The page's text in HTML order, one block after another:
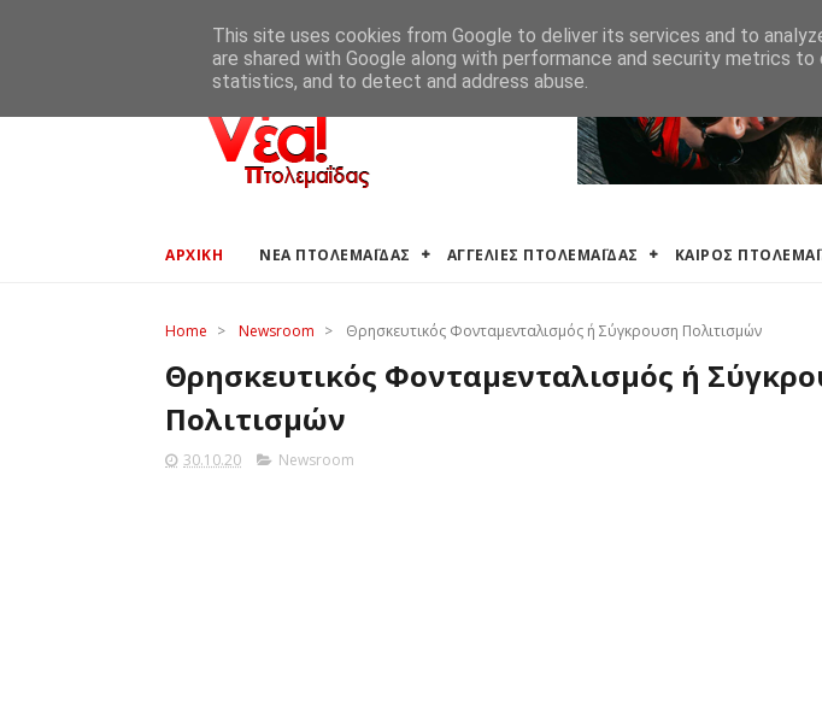
ΑΓΓΕΛΙΕΣ ΠΤΟΛΕΜΑΪΔΑΣ ΔΡΟΜΟΛΟΓΙΑ ΚΤΕΛ
ΑΡΧΙΚΗ ΝΕΑ ΠΤΟΛΕΜΑΪΔΑΣ ΑΓΓΕΛΙΕΣ ΠΤΟΛΕΜΑΪΔΑΣ ΚΑΙΡΟΣ
Home > Newsroom > Θρησκευτικός Φονταμενταλισμός ή Σύγκρουση Πολιτισμών
Θρησκευτικός Φονταμενταλισμός ή
Πολιτισμών
30.10.20 Newsroom
This site uses cookies from Google to deliver its services and to
are shared with Google along with performance and security metrics
statistics, and to detect and address abuse.